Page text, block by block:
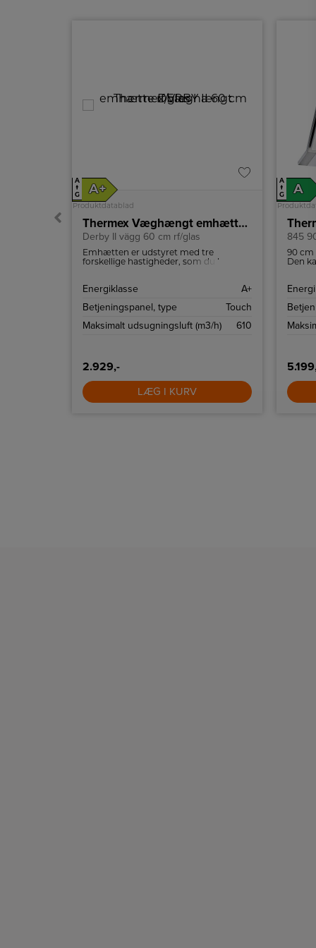
A
↑
G
A+
Produktdatablad
Thermex Væghængt emhætte DERBY II 60 cm rf/glas
Derby II vägg 60 cm rf/glas
Emhætten er udstyret med tre
forskellige hastigheder, som du kan
Energiklasse
A+
Betjeningspanel, type
Touch
Maksimalt udsugningsluft (m3/h)
610
2.929,-
LÆG I KURV
A
↑
G
A
845
90 cm
Den